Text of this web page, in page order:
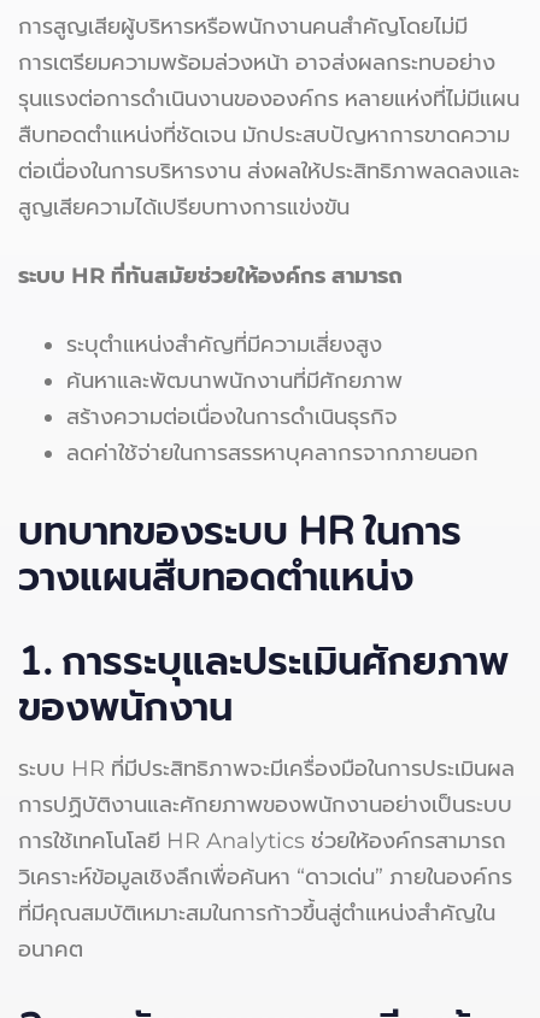
การสูญเสียผู้บริหารหรือพนักงานคนสำคัญโดยไม่มี
การเตรียมความพร้อมล่วงหน้า อาจส่งผลกระทบอย่าง
รุนแรงต่อการดำเนินงานขององค์กร หลายแห่งที่ไม่มีแผน
สืบทอดตำแหน่งที่ชัดเจน มักประสบปัญหาการขาดความ
ต่อเนื่องในการบริหารงาน ส่งผลให้ประสิทธิภาพลดลงและ
สูญเสียความได้เปรียบทางการแข่งขัน
ระบบ HR ที่ทันสมัยช่วยให้องค์กร สามารถ
ระบุตำแหน่งสำคัญที่มีความเสี่ยงสูง
ค้นหาและพัฒนาพนักงานที่มีศักยภาพ
สร้างความต่อเนื่องในการดำเนินธุรกิจ
ลดค่าใช้จ่ายในการสรรหาบุคลากรจากภายนอก
บทบาทของระบบ HR ในการ
วางแผนสืบทอดตำแหน่ง
1. การระบุและประเมินศักยภาพ
ของพนักงาน
ระบบ HR ที่มีประสิทธิภาพจะมีเครื่องมือในการประเมินผล
การปฏิบัติงานและศักยภาพของพนักงานอย่างเป็นระบบ
การใช้เทคโนโลยี HR Analytics ช่วยให้องค์กรสามารถ
วิเคราะห์ข้อมูลเชิงลึกเพื่อค้นหา “ดาวเด่น” ภายในองค์กร
ที่มีคุณสมบัติเหมาะสมในการก้าวขึ้นสู่ตำแหน่งสำคัญใน
อนาคต